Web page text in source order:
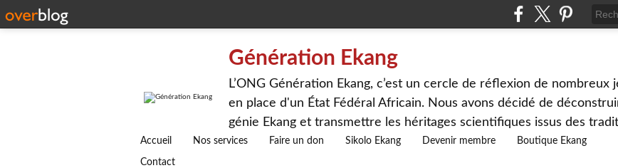
Génération Ekang
L’ONG Génération Ekang, c’est un cercle de réflexion de
en place d'un État Fédéral Africain. Nous avons décidé de
génie Ekang et transmettre les héritages scientifiques issus des
avenirs.
Accueil Nos services Faire un don Sikolo Ekang Devenir membre Boutique Ekang
Contact